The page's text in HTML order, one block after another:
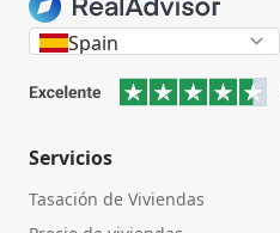
Spain
Servicios
Tasación de Viviendas